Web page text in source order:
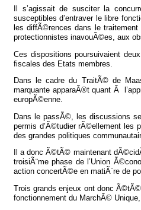
Il s’agissait de susciter la
susceptibles d’entraver le libre
les diffÃ©rences dans le
protectionnistes inavouÃ©es, aux
Ces dispositions poursuivaient
fiscales des Etats membres.
Dans le cadre du TraitÃ© de
marquante apparaÃ®t quant Ã
europÃ©enne.
Dans le passÃ©, les discussions
permis d’Ã©tudier rÃ©ellement les
des grandes politiques
Il a donc Ã©tÃ© maintenant
troisiÃ¨me phase de l’Union
action concertÃ©e en matiÃ¨re de
Trois grands enjeux ont donc
fonctionnement du MarchÃ©